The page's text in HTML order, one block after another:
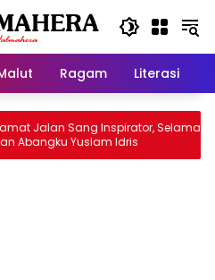
Ragam Literasi
Jalan Sang Inspirator, Selamat
Yuslam Idris